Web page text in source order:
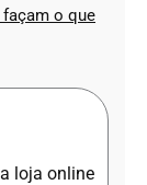
o que
loja online